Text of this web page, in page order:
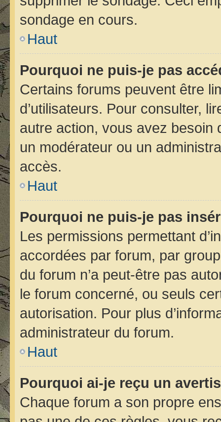
sondage en cours.
Haut
Pourquoi ne puis-je pas
Certains forums peuvent être
d’utilisateurs. Pour consulter,
autre action, vous avez besoin
un modérateur ou un
accès.
Haut
Pourquoi ne puis-je pas
Les permissions permettant
accordées par forum, par
du forum n’a peut-être pas
le forum concerné, ou seuls
autorisation. Pour plus
administrateur du forum.
Haut
Pourquoi ai-je reçu un
Chaque forum a son propre